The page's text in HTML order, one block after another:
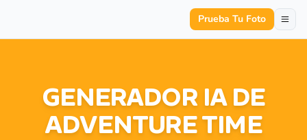
Prueba Tu Foto
GENERADOR IA DE
ADVENTURE TIME